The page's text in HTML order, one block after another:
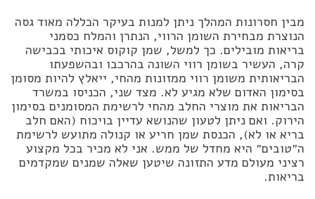
מבין חסרונות המהלך ניתן למנות בעיקר הכללה מאוד גסה
הנוצרת מבחירת השומן הרווי, הנתרן והמלח כסמני
בריאות מובילים. כך למשל, שמן קוקוס איכותי בכבישה
קרה, העשיר בשומן רווי השונה בהרכבו ובהשפעתו
הבריאותית משומן רווי ממזונות מהחי, ייאלץ להיות מסומן
בסימון האדום שלא מגיע לא. מצד שני, הכניסו במשרד
הבריאות את מוצרי החלב מהחי לרשימת המסומנים בסימון
הירוק. ואם ניתן לטעון שהנושא עדיין בויכוח (האם חלב
בריא או לא), הכנסת שמן חריע או קנולה מתועש לרשימת
ה״טובים״ היא מחדל של ממש. אני לא מכיר בכל מקצוע
רציני מעולם מדע התזונה שיטען שאלה שמנים שמקדמים
בריאות.